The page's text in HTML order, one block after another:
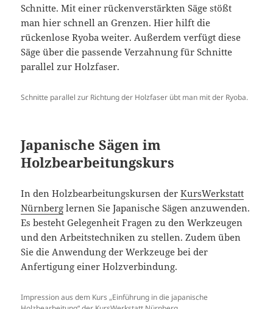
Schnitte. Mit einer rückenverstärkten Säge stößt
man hier schnell an Grenzen. Hier hilft die
rückenlose Ryoba weiter. Außerdem verfügt diese
Säge über die passende Verzahnung für Schnitte
parallel zur Holzfaser.
Schnitte parallel zur Richtung der Holzfaser übt man mit der Ryoba.
Japanische Sägen im
Holzbearbeitungskurs
In den Holzbearbeitungskursen derKursWerkstatt
Nürnberg lernen Sie Japanische Sägen anzuwenden.
Es besteht Gelegenheit Fragen zu den Werkzeugen
und den Arbeitstechniken zu stellen. Zudem üben
Sie die Anwendung der Werkzeuge bei der
Anfertigung einer Holzverbindung.
Impression aus dem Kurs „Einführung in die japanische